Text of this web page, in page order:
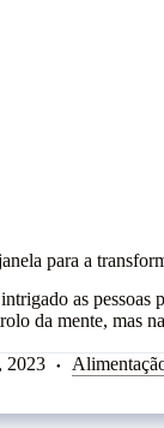
para a
as
da mente, mas
2023